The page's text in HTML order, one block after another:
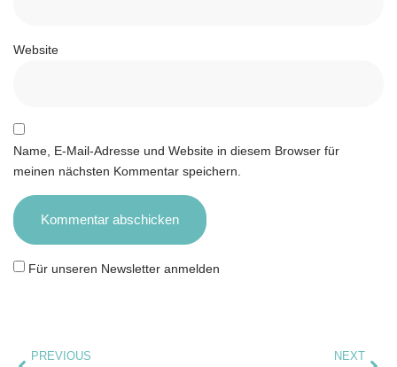
Website
Name, E-Mail-Adresse und Website in diesem Browser für
meinen nächsten Kommentar speichern.
Für unseren Newsletter anmelden
PREVIOUS NEXT